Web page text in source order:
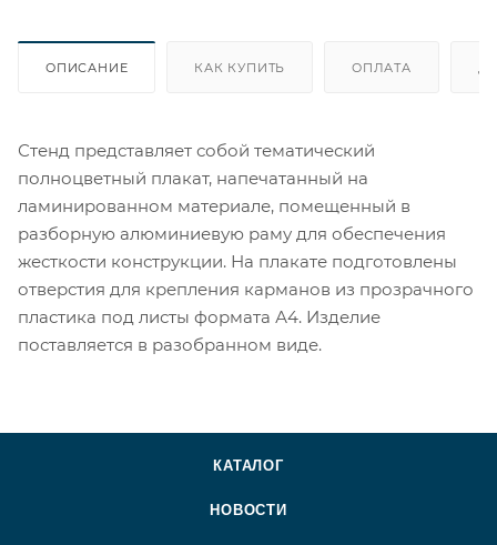
ОПИСАНИЕ КАК КУПИТЬ ОПЛАТА
Стенд представляет собой тематический
полноцветный плакат, напечатанный на
ламинированном материале, помещенный в
разборную алюминиевую раму для обеспечения
жесткости конструкции. На плакате подготовлены
отверстия для крепления карманов из прозрачного
пластика под листы формата А4. Изделие
поставляется в разобранном виде.
КАТАЛОГ
НОВОСТИ